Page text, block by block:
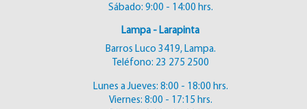
Sábado: 9:00 - 14:00 hrs.
Lampa - Larapinta
Barros Luco 3419, Lampa.
Teléfono: 23 275 2500
Lunes a Jueves: 8:00 - 18:00 hrs.
Viernes: 8:00 - 17:15 hrs.